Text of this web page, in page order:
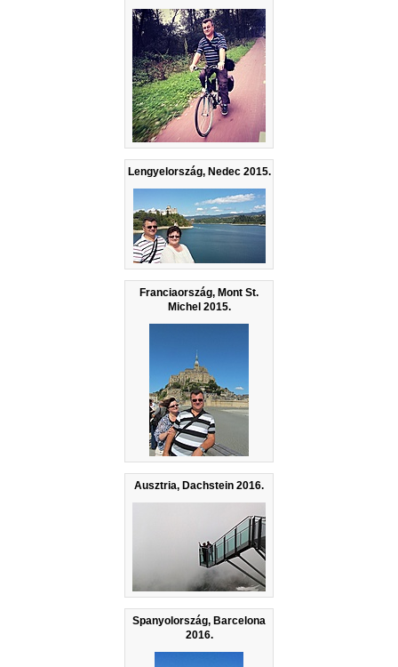
Lengyelország, Nedec 2015.
Franciaország, Mont St.
Michel 2015.
Ausztria, Dachstein 2016.
Spanyolország, Barcelona
2016.